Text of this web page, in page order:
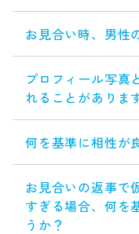
お見合い時、男性
プロフィール写真
れることがありま
何を基準に相性が
お見合いの返事で
すぎる場合、何を
うか？